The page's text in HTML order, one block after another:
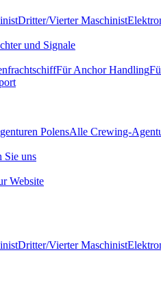
Dritter/Vierter Maschinist
und Signale
Für Anchor Handling
PolensAlle Crewing-
Sie uns
Website
Dritter/Vierter Maschinist